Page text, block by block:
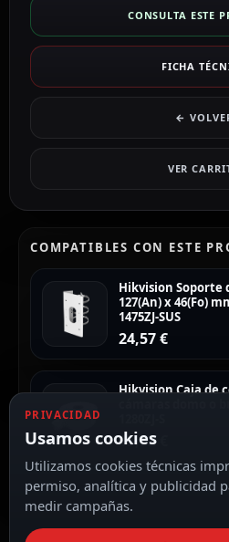
CONSULTA ESTE
FICHA
←
VER
COMPATIBLES CON ESTE
Hikvision Soporte
127(An) x 46(Fo)
1475ZJ-SUS
24,57€
Hikvision Caja de
15,32
PRIVACIDAD
Usamos cookies
Utilizamos cookies técnicas
permiso, analítica y publicidad
medir campañas.